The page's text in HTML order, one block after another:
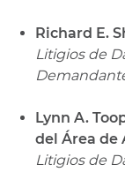
Richard E.
Litigios de
Lynn A.
del Área de
Litigios de